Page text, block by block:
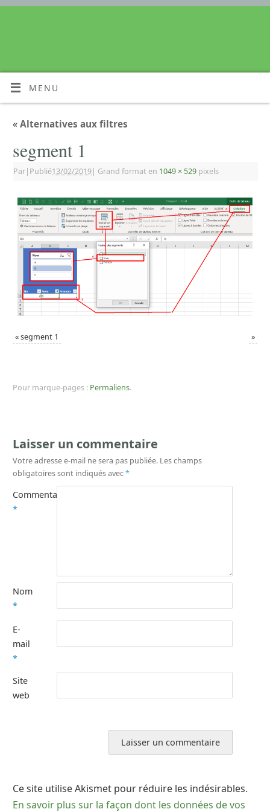
MENU
«Alternatives aux filtres
segment 1
Par| Publié13/02/2019| Grand format en 1049 × 529 pixels
«segment 1 »
Pour marque-pages : Permaliens.
Laisser un commentaire
Votre adresse e-mail ne sera pas publiée. Les champs
obligatoires sont indiqués avec*
Commentaire
*
Nom
*
E-
mail
*
Site
web
Ce site utilise Akismet pour réduire les indésirables.
En savoir plus sur la façon dont les données de vos